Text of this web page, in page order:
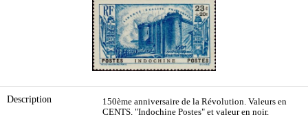
Description
150ème anniversaire de la Révolution. Valeurs en
CENTS. "Indochine Postes" et valeur en noir.